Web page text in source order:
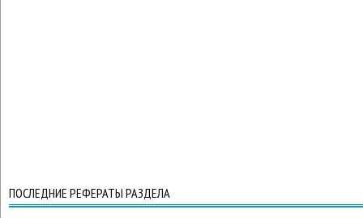
ПОСЛЕДНИЕ РЕФЕРАТЫ РАЗДЕЛА